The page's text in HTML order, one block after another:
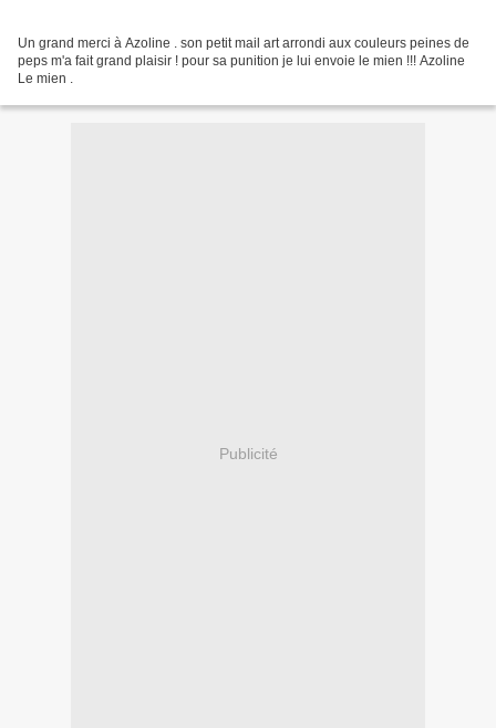
Un grand merci à Azoline . son petit mail art arrondi aux couleurs peines de
peps m'a fait grand plaisir ! pour sa punition je lui envoie le mien !!! Azoline
Le mien .
Publicité